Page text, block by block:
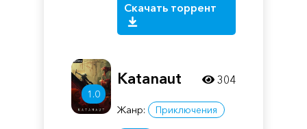
Скачать торрент
1.0
Katanaut
Жанр: Приключения
304